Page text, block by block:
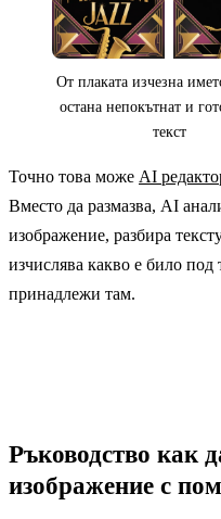
От плаката изчезна
остана непокътнат и
текст
Точно това може AI
Вместо да размазва, AI
изображение, разбира
изчислява какво е било
принадлежи там.
Ръководство как
изображение с